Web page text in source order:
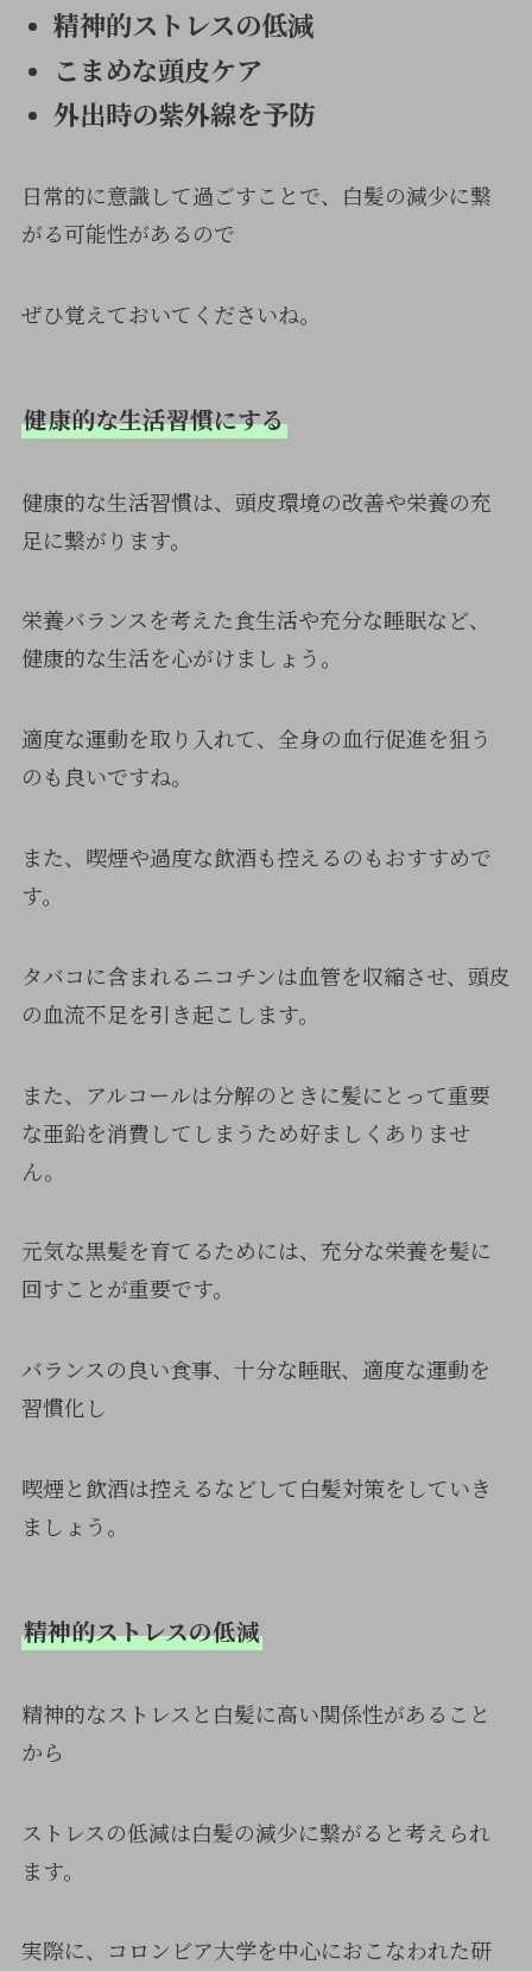
精神的ストレスの低減
こまめな頭皮ケア
外出時の紫外線を予防
日常的に意識して過ごすことで、白髪の減少に繋
がる可能性があるので
ぜひ覚えておいてくださいね。
健康的な生活習慣にする
健康的な生活習慣は、頭皮環境の改善や栄養の充
足に繋がります。
栄養バランスを考えた食生活や充分な睡眠など、
健康的な生活を心がけましょう。
適度な運動を取り入れて、全身の血行促進を狙う
のも良いですね。
また、喫煙や過度な飲酒も控えるのもおすすめで
す。
タバコに含まれるニコチンは血管を収縮させ、頭皮
の血流不足を引き起こします。
また、アルコールは分解のときに髪にとって重要
な亜鉛を消費してしまうため好ましくありませ
ん。
元気な黒髪を育てるためには、充分な栄養を髪に
回すことが重要です。
バランスの良い食事、十分な睡眠、適度な運動を
習慣化し
喫煙と飲酒は控えるなどして白髪対策をしていき
ましょう。
精神的ストレスの低減
精神的なストレスと白髪に高い関係性があること
から
ストレスの低減は白髪の減少に繋がると考えられ
ます。
実際に、コロンビア大学を中心におこなわれた研